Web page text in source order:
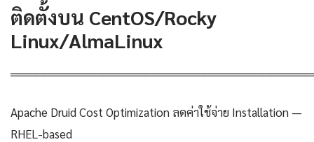
ติดตั้งบน CentOS/Rocky
Linux/AlmaLinux
Apache Druid Cost Optimization ลดค่าใช้จ่าย Installation —
RHEL-based